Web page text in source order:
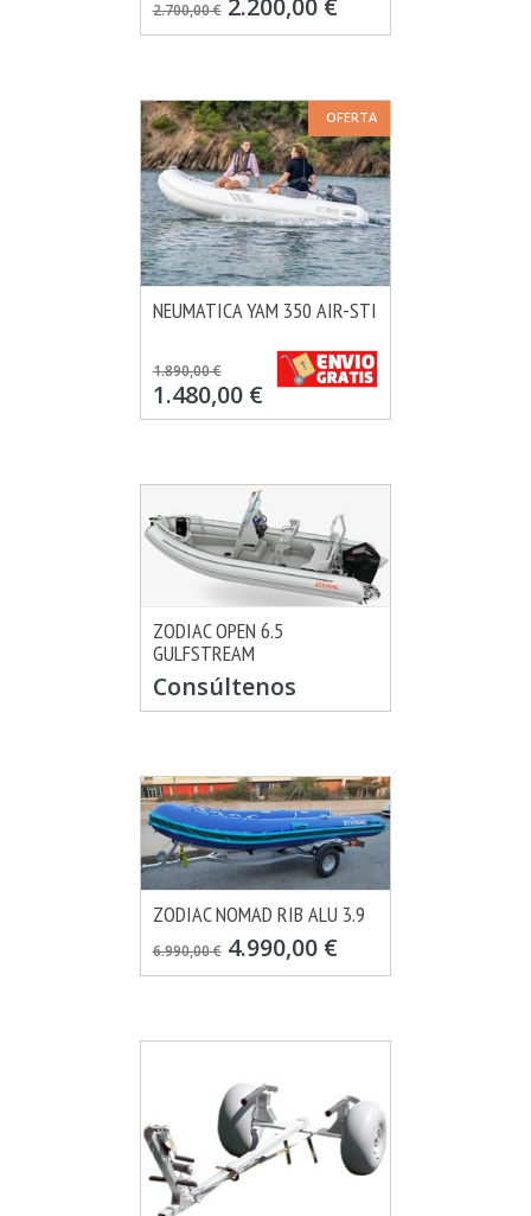
2.700,00 € 2.200,00 €
OFERTA
NEUMATICA YAM 350 AIR-STI
1.890,00 €
1.480,00 €
CONSULTAR
ZODIAC OPEN 6.5
GULFSTREAM
Consúltenos
VER OPCIONES
ZODIAC NOMAD RIB ALU 3.9
6.990,00 € 4.990,00 €